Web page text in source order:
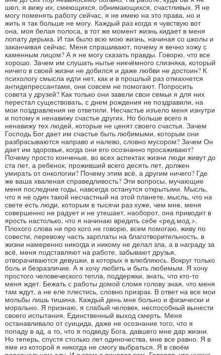
шел, я вижу их, смеющихся, обнимающихся, счастливых. Я не
могу поменять работу сейчас, я не имею на это права, но и
жить я так больше не могу. Каждый раз когда я чувствую вот
она, моя белая полоса, в тот же момент жизнь кидает в меня
лопату дерьма. И так было всю мою жизнь, начиная со школы и
заканчивая сейчас. Меня спрашивают, почему я вечно хожу с
каменным лицом? А я не могу сказать правды. Говорю, что все
хорошо. Зачем им слушать нытье никчёмного слизняка, который
ничего в своей жизни не добился и даже любви не достоин? К
психологу смысла идти нет, как и в прошлый раз отмахнется
антидепрессантами, они совсем не помогают. Попросить
совета у друзей? Как только они завели свои семьи я для них
перестал существовать, с днем рождения не поздравили, на
мои поздравления не ответили. Несчастье изъело меня изнутри
и потому я ненавижу счастье других. Но больше всего я
ненавижу тех людей, которые не ценят своего счастья. Зачем
Господь Бог дает им счастье быть любимыми, которым они
разбрасываются направо и налево, словно мусором? Зачем Он
дает им здоровье, когда они его осознанно просаживают?
Почему просто конченые, во всех аспектах жизни люди живут до
ста лет, а ребенок, проживший всего десять лет, должен
умирать от онкологии? Почему этим всё, а другим ничего? Где
же ваша хваленая справедливость? Эти вопросы, мучающие
меня последние годы, навсегда останутся открытыми. Мысль,
что я не один такой несчастный на этой планете, мысль, что на
свете есть люди, которым в тысячи раз хуже, чем мне, меня
совершенно не радует и не утешает, наоборот, она приводит в
ярость настолько, что я начинаю вредить себе <ред.мод.>.
Плохого слова ни про кого не говорю, всем помогаю, живу по
совести, перевожу часть зарплаты на благотворительность, в
жизни намеренно никогда и никому не делал зла, а в награду за
всё, меня подставляют на работе, забывают друзья,
отворачиваются девушки, в которых я влюбляюсь. Вокруг только
боль и безразличие. А я хочу любить и быть любимым. Я хочу
простого человеческого тепла, поддержки, знать, что кто-то
меня ждет. Бежать с работы домой сломя голову зная, что меня
там ждут, а не еле плестись, словно призрак. В ответ на все мои
мольбы лишь тишина. Каждый день мне больно и физически и
морально. Я признаю, я слабый человек, неспособный вынести
своего испытания. Единственный выход смерть. Меня
останавливало от суицида, даже не осознание того, что я
попаду в ад, а то, что я подведу Бога, давшего мне дар жизни.
Но теперь, спустя столько лет одиночества, мне все равно. Я в
яме из которой я никогда не смогу выбраться. Я в своём